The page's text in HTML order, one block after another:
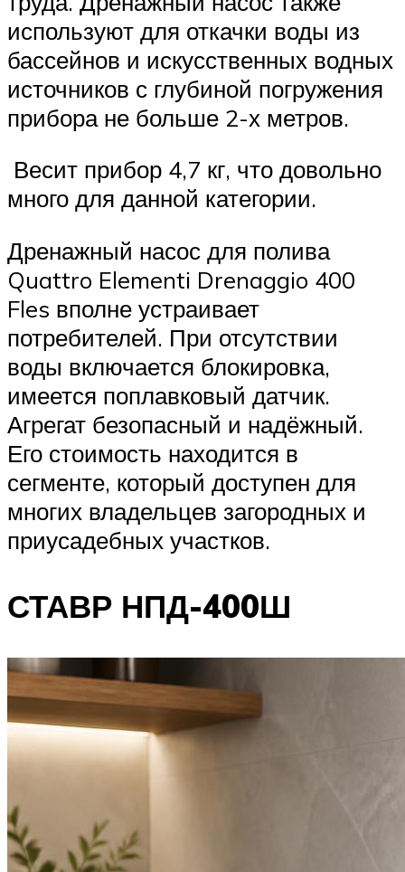
используют для откачки воды из
бассейнов и искусственных водных
источников с глубиной погружения
прибора не больше 2-х метров.
Весит прибор 4,7 кг, что довольно
много для данной категории.
Дренажный насос для полива
Quattro Elementi Drenaggio 400
Fles вполне устраивает
потребителей. При отсутствии
воды включается блокировка,
имеется поплавковый датчик.
Агрегат безопасный и надёжный.
Его стоимость находится в
сегменте, который доступен для
многих владельцев загородных и
приусадебных участков.
СТАВР НПД-400Ш